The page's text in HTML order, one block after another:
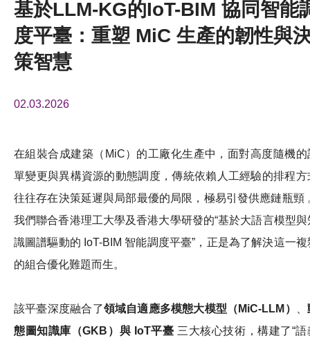
基於LLM-KG的IoT-BIM 協同智能
度平臺：重塑 MiC 生產的韌性與
策智慧
02.03.2026
在組裝合成建築（MiC）的工廠化生產中，面對高度隨機的
單變更與異構資源的動態調度，傳統依賴人工經驗的排程方
往往存在決策延遲與局部最優的局限，極易引發供應鏈瓶頸
我們聯合香港理工大學及香港大學研發的“基於大語言模型與
識圖譜驅動的 IoT-BIM 智能調度平臺”，正是為了解決這一複
的組合優化難題而生。
該平臺深度融合了領域自適應多模態大模型（ MiC-LLM ） 、
態圖知識庫（GKB ）與 IoT平臺 三大核心技術，構建了“語